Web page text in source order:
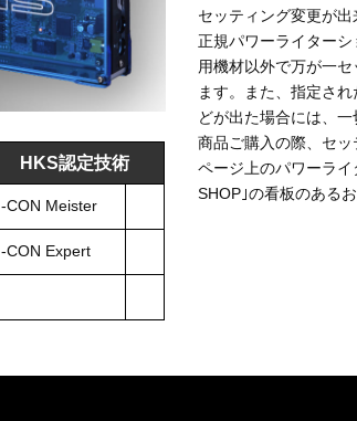
HKS認定技術
CON Meister
CON Expert
セッティング変更が出
正規パワーライター
用機材以外で万が一
ます。また、指定さ
どが出た場合には、一
商品ご購入の際、セ
ページ上のパワーラ
SHOP｣の看板のある